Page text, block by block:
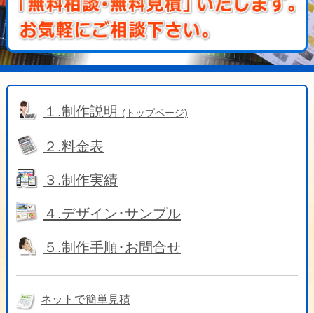
１.制作説明 (トップページ)
２.料金表
３.制作実績
４.デザイン･サンプル
５.制作手順･お問合せ
ネットで簡単見積